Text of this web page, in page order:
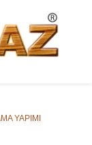
||
/
Solak, Dede,
bağlamalar
YAPIMI